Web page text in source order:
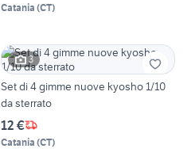
Catania (CT)
3
Set di 4 gimme nuove kyosho 1/10
da sterrato
12 €
Catania (CT)